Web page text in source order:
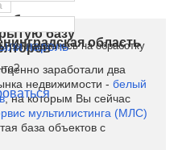
область
область
пароль
базу
заработали два
недвижимости - белый
, на которым Вы сейчас
мультилистинга (МЛС)
база объектов с
на обработку